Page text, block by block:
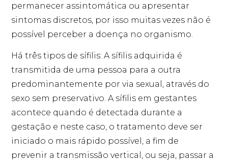
permanecer assintomática ou apresentar
sintomas discretos, por isso muitas vezes não é
possível perceber a doença no organismo.
Há três tipos de sífilis: A sífilis adquirida é
transmitida de uma pessoa para a outra
predominantemente por via sexual, através do
sexo sem preservativo. A sífilis em gestantes
acontece quando é detectada durante a
gestação e neste caso, o tratamento deve ser
iniciado o mais rápido possível, a fim de
prevenir a transmissão vertical, ou seja, passar a